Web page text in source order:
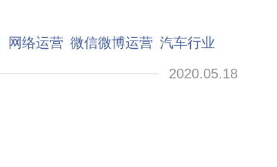
网络运营 微信微博运营 汽车行业
2020.05.18